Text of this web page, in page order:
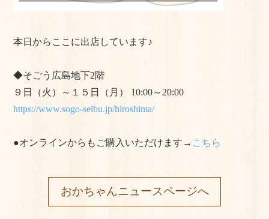
プライバシーポリシー
サイトマップ
本日からここに出店しています♪
◆そごう広島地下2階
９日（火）～１５日（月） 10:00～20:00
https://www.sogo-seibu.jp/hiroshima/
●オンラインからもご購入いただけます→ こちら
おかちゃんニュースページへ